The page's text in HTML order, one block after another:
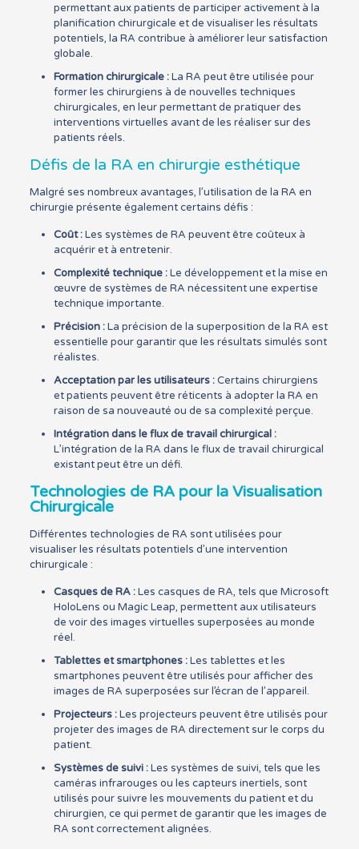
permettant aux patients de participer activement à la
planification chirurgicale et de visualiser les résultats
potentiels, la RA contribue à améliorer leur satisfaction
globale.
Formation chirurgicale :La RA peut être utilisée pour
former les chirurgiens à de nouvelles techniques
chirurgicales, en leur permettant de pratiquer des
interventions virtuelles avant de les réaliser sur des
patients réels.
Défis de la RA en chirurgie esthétique
Malgré ses nombreux avantages, l’utilisation de la RA en
chirurgie présente également certains défis :
Coût :Les systèmes de RA peuvent être coûteux à
acquérir et à entretenir.
Complexité technique :Le développement et la mise en
œuvre de systèmes de RA nécessitent une expertise
technique importante.
Précision :La précision de la superposition de la RA est
essentielle pour garantir que les résultats simulés sont
réalistes.
Acceptation par les utilisateurs :Certains chirurgiens
et patients peuvent être réticents à adopter la RA en
raison de sa nouveauté ou de sa complexité perçue.
Intégration dans le flux de travail chirurgical :
L’intégration de la RA dans le flux de travail chirurgical
existant peut être un défi.
Technologies de RA pour la Visualisation
Chirurgicale
Différentes technologies de RA sont utilisées pour
visualiser les résultats potentiels d’une intervention
chirurgicale :
Casques de RA :Les casques de RA, tels que Microsoft
HoloLens ou Magic Leap, permettent aux utilisateurs
de voir des images virtuelles superposées au monde
réel.
Tablettes et smartphones :Les tablettes et les
smartphones peuvent être utilisés pour afficher des
images de RA superposées sur l’écran de l’appareil.
Projecteurs :Les projecteurs peuvent être utilisés pour
projeter des images de RA directement sur le corps du
patient.
Systèmes de suivi :Les systèmes de suivi, tels que les
caméras infrarouges ou les capteurs inertiels, sont
utilisés pour suivre les mouvements du patient et du
chirurgien, ce qui permet de garantir que les images de
RA sont correctement alignées.